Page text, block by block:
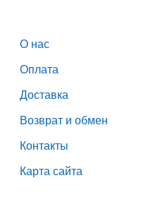
О нас
Оплата
Доставка
Возврат и обмен
Контакты
Карта сайта